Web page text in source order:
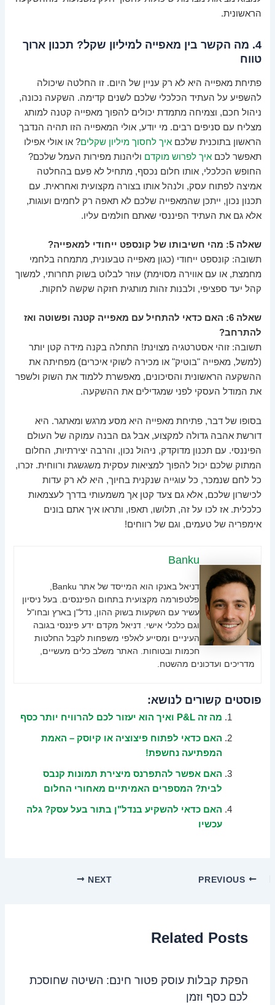
הראשונית.
4. מה הקשר בין מאפייה למיליון שקל? תכנון ארוך
טווח
פתיחת מאפייה היא לא רק עניין של היום. זו החלטה שיכולה
להשפיע על העתיד הכלכלי שלכם לשנים קדימה. השקעה נכונה,
ניהול חכם, וצמיחה מתמדת יכולים להפוך מאפייה קטנה למותג
מצליח עם סניפים רבים. מי יודע, אולי המאפייה הזו תהיה הנדבך
הראשון בתוכנית שלכםאיך לחסוך מיליון שקלים? או אולי אפילו
תאפשר לכםאיך לפרוש מוקדם וליהנות מפירות העמל שלכם?
החופש הכלכלי, אותו חלום נכסף, מתחיל לא פעם בהחלטה
אמיצה לפתוח עסק, ולנהל אותו בצורה מקצועית ואחראית. עם
תכנון נכון, ייתכן שהמאפייה שלכם לא תאפה רק לחמים ועוגות,
אלא גם את העתיד הפיננסי שאתם חולמים עליו.
שאלה 5: מהי חשיבותו של קונספט ייחודי למאפייה?
תשובה: קונספט ייחודי (כגון מאפייה טבעונית, מתמחה בלחמי
מחמצת, או עם אווירה מסוימת) עוזר לבלוט בשוק תחרותי, למשוך
קהל יעד ספציפי, ולבנות זהות מותגית חזקה שקשה לחקות.
שאלה 6: האם כדאי להתחיל עם מאפייה קטנה ופשוטה ואז
להתרחב?
תשובה: זוהי אסטרטגיה מצוינת! התחלה בקנה מידה קטן יותר
(למשל, מאפייה "בוטיק" או מכירה לשוקי איכרים) מפחיתה את
ההשקעה הראשונית והסיכונים, מאפשרת ללמוד את השוק ולשפר
את המודל העסקי לפני שמגדילים את ההשקעה.
בסופו של דבר, פתיחת מאפייה היא מסע מרגש ומאתגר. היא
דורשת אהבה גדולה למקצוע, אבל גם הבנה עמוקה של העולם
הפיננסי. עם תכנון מדוקדק, ניהול נכון, והרבה יצירתיות, החלום
המתוק שלכם יכול להפוך למציאות עסקית משגשגת ורווחית. זכרו,
כל לחם שנמכר, כל עוגייה שנקנית בחיוך, היא לא רק עדות
לכישרון שלכם, אלא גם צעד קטן אך משמעותי בדרך לעצמאות
כלכלית. אז לכו על זה, תלושו, תאפו, ותראו איך אתם בונים
אימפריה של טעמים, וגם של רווחים!
Banku
פלטפורמה מקצועית בתחום הפיננסים. בעל ניסיון
עשיר עם השקעות בשוק ההון, נדל"ן בארץ ובחו"ל
וגם כלכלי אישי. דניאל מקדם ידע פיננסי בגובה
העיניים ומסייע לאלפי משפחות לקבל החלטות
חכמות ובטוחות. האתר משלב כלים מעשיים,
מדריכים ועדכונים מהשטח.
פוסטים קשורים לנושא:
מה זה P&L ואיך הוא יעזור לכם להרוויח יותר כסף
האם כדאי לפתוח פיצוציה או קיוסק – האמת
המפתיעה נחשפת!
האם אפשר להתפרנס מיצירת תמונות קנבס
לבית? המספרים האמיתיים מאחורי החלום
האם כדאי להשקיע בנדל"ן בתור בעל עסק? גלה
עכשיו
NEXT
Related Posts
הפקת קבלות עוסק פטור חינם: השיטה שחוסכת
לכם כסף וזמן